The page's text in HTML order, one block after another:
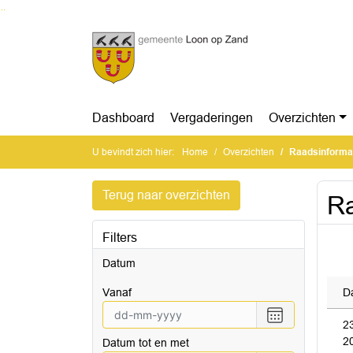
Dashboard Vergaderingen Overzichten
U bevindt zich hier: Home Overzichten
Terug naar overzichten
Filters
Datum
vanaf
Selecteer
een
Datum tot en met